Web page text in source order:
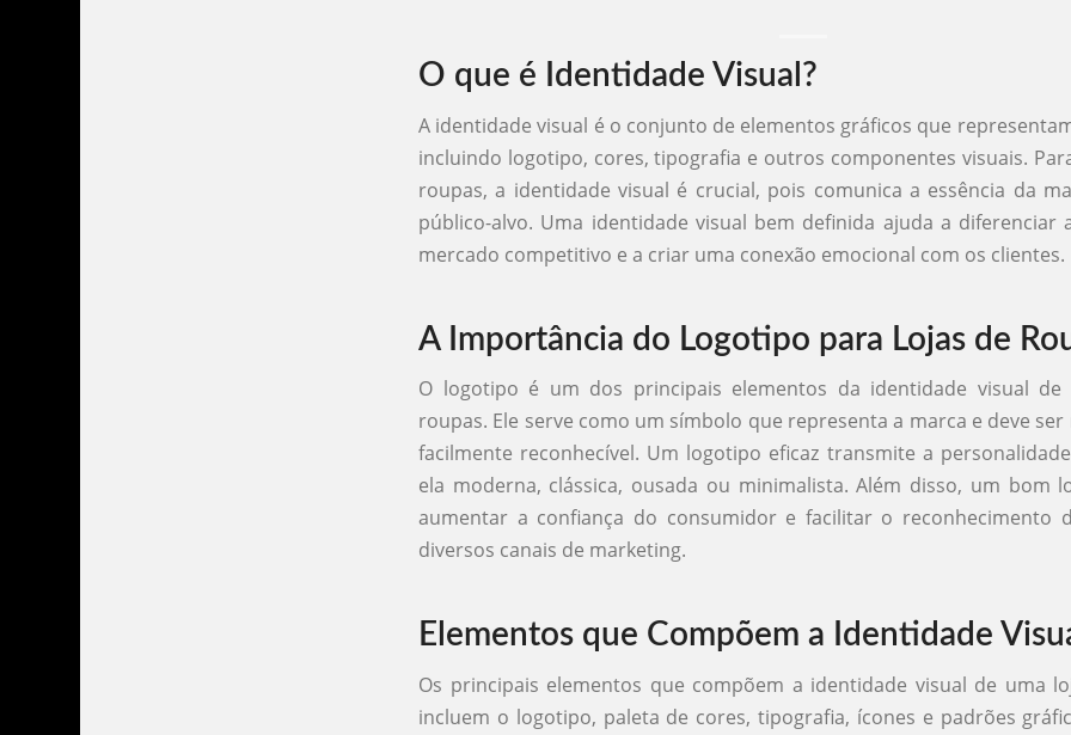
O que é Identidade Visual?
A identidade visual é o conjunto de elementos gráficos que
incluindo logotipo, cores, tipografia e outros componentes visuais.
roupas, a identidade visual é crucial, pois comunica a essência da
público-alvo. Uma identidade visual bem definida ajuda a diferenciar
mercado competitivo e a criar uma conexão emocional com os clientes.
A Importância do Logotipo para Lojas de
O logotipo é um dos principais elementos da identidade visual
roupas. Ele serve como um símbolo que representa a marca e deve
facilmente reconhecível. Um logotipo eficaz transmite a
ela moderna, clássica, ousada ou minimalista. Além disso, um bom
aumentar a confiança do consumidor e facilitar o reconhecimento
diversos canais de marketing.
Elementos que Compõem a Identidade
Os principais elementos que compõem a identidade visual de uma
incluem o logotipo, paleta de cores, tipografia, ícones e padrões